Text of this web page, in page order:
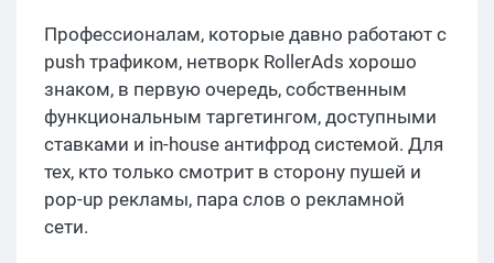
Профессионалам, которые давно работают с
push трафиком, нетворк RollerAds хорошо
знаком, в первую очередь, собственным
функциональным таргетингом, доступными
ставками и in-house антифрод системой. Для
тех, кто только смотрит в сторону пушей и
pop-up рекламы, пара слов о рекламной
сети.